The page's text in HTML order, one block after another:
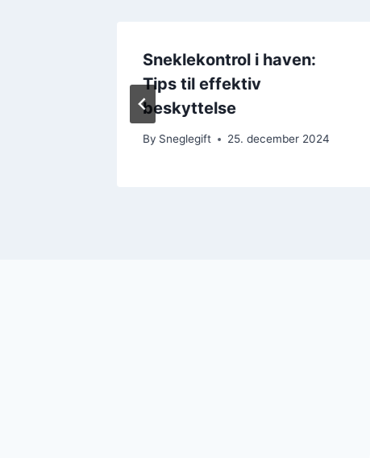
Sneklekontrol i haven:
Tips til effektiv
beskyttelse
By Sneglegift 25. december 2024